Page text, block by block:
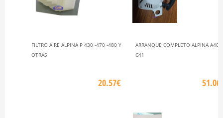
FILTRO AIRE ALPINA P 430 -470 -480 Y
OTRAS
20.57€
ARRANQUE COMPLETO ALPINA A405
C41